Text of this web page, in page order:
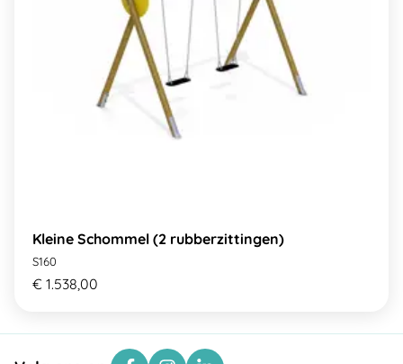
Kleine Schommel (2 rubberzittingen)
S160
€ 1.538,00